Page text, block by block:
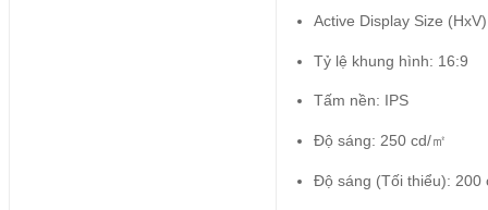
Active Display Size
Tỷ lệ khung hình: 16:9
Tấm nền: IPS
Độ sáng: 250 cd/㎡
Độ sáng (Tối thiểu): 200